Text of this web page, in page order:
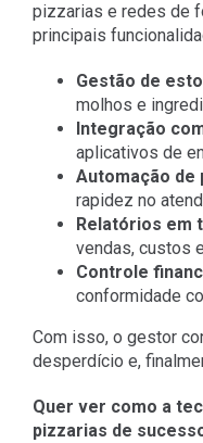
pizzarias e redes de
principais
Gestão de
molhos e
Integração
aplicativos de
Automação de
rapidez no
Relatórios em
vendas, custos
Controle
conformidade
Com isso, o gestor
desperdício e,
Quer ver como a
pizzarias de